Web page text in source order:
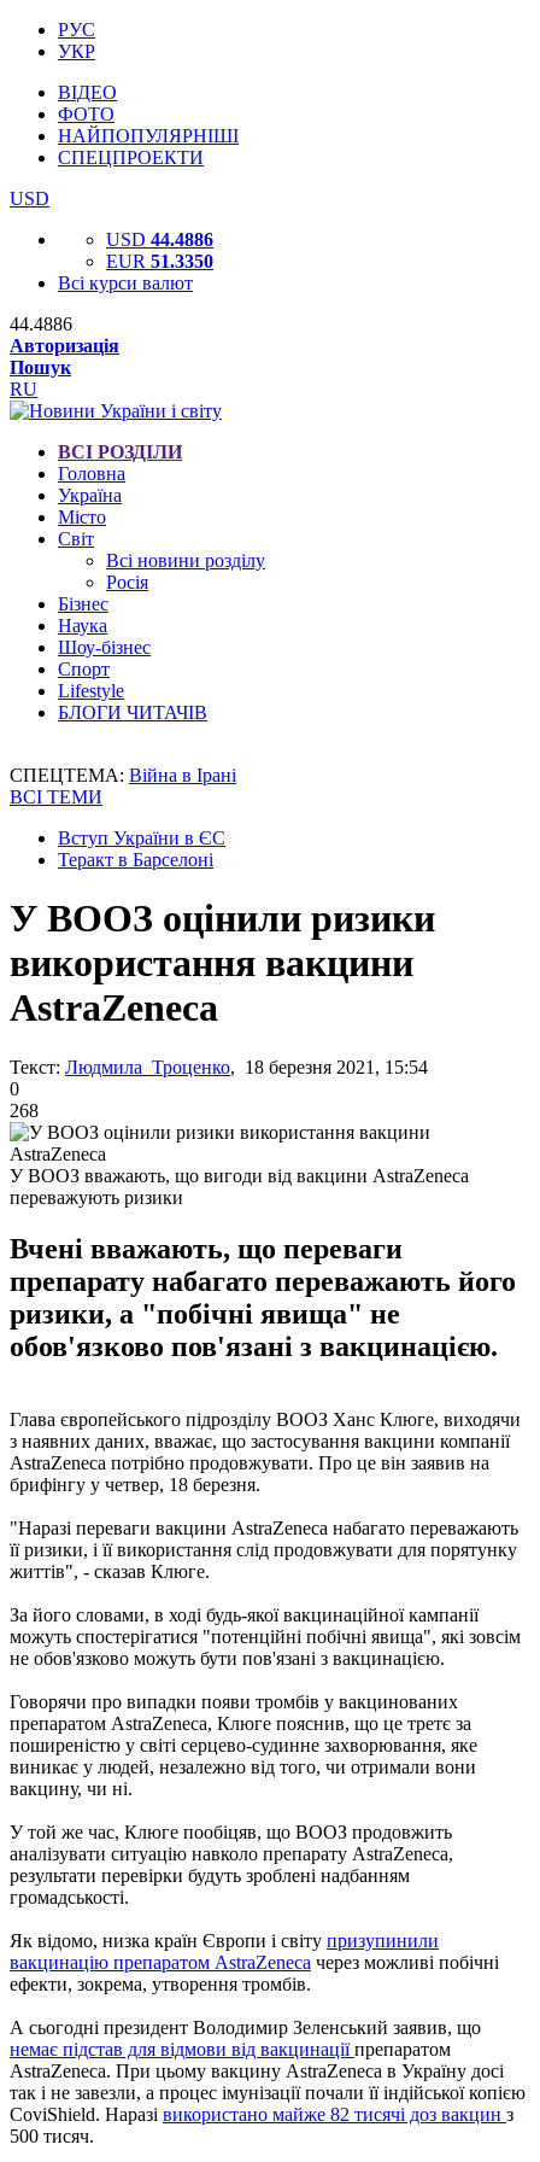
РУС
УКР
ВІДЕО
ФОТО
НАЙПОПУЛЯРНІШІ
СПЕЦПРОЕКТИ
USD
USD 44.4886
EUR 51.3350
Всі курси валют
44.4886
Авторизація
Пошук
RU
ВСІ РОЗДІЛИ
Головна
Україна
Місто
Світ
Всі новини розділу
Росія
Бізнес
Наука
Шоу-бізнес
Спорт
Lifestyle
БЛОГИ ЧИТАЧІВ
СПЕЦТЕМА: Війна в Ірані
ВСІ ТЕМИ
Вступ України в ЄС
Теракт в Барселоні
У ВООЗ оцінили ризики
використання вакцини
AstraZeneca
Текст: Людмила Троценко, 18 березня 2021, 15:54
0
268
У ВООЗ вважають, що вигоди від вакцини AstraZeneca
переважують ризики
Вчені вважають, що переваги
препарату набагато переважають його
ризики, а "побічні явища" не
обов'язково пов'язані з вакцинацією.
Глава європейського підрозділу ВООЗ Ханс Клюге, виходячи
з наявних даних, вважає, що застосування вакцини компанії
AstraZeneca потрібно продовжувати. Про це він заявив на
брифінгу у четвер, 18 березня.
"Наразі переваги вакцини AstraZeneca набагато переважають
її ризики, і її використання слід продовжувати для порятунку
життів", - сказав Клюге.
За його словами, в ході будь-якої вакцинаційної кампанії
можуть спостерігатися "потенційні побічні явища", які зовсім
не обов'язково можуть бути пов'язані з вакцинацією.
Говорячи про випадки появи тромбів у вакцинованих
препаратом AstraZeneca, Клюге пояснив, що це третє за
поширеністю у світі серцево-судинне захворювання, яке
виникає у людей, незалежно від того, чи отримали вони
вакцину, чи ні.
У той же час, Клюге пообіцяв, що ВООЗ продовжить
аналізувати ситуацію навколо препарату AstraZeneca,
результати перевірки будуть зроблені надбанням
громадськості.
Як відомо, низка країн Європи і світу призупинили
вакцинацію препаратом AstraZeneca через можливі побічні
ефекти, зокрема, утворення тромбів.
А сьогодні президент Володимир Зеленський заявив, що
немає підстав для відмови від вакцинаціїпрепаратом
AstraZeneca. При цьому вакцину AstraZeneca в Україну досі
так і не завезли, а процес імунізації почали її індійської копією
CoviShield. Наразі використано майже 82 тисячі доз вакцин з
500 тисяч.